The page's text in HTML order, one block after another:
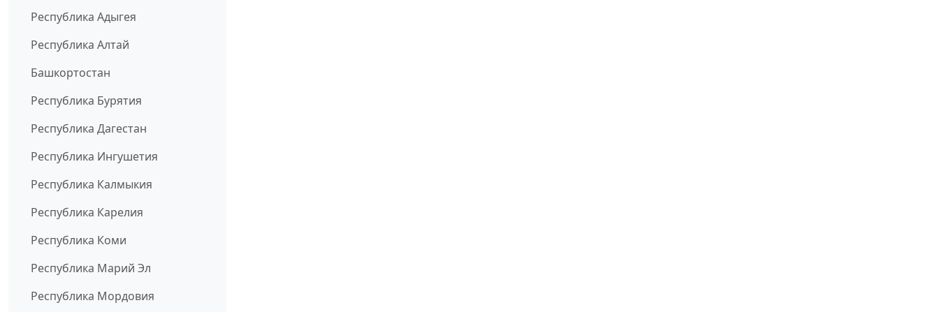
Республика Адыгея
Республика Алтай
Башкортостан
Республика Бурятия
Республика Дагестан
Республика Ингушетия
Республика Калмыкия
Республика Карелия
Республика Коми
Республика Марий Эл
Республика Мордовия